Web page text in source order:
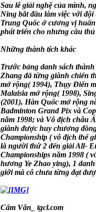
Sau lễ giải nghệ của mình,
Ning bắt đầu làm việc với đội
Trung Quốc ở cương vị
phát triển cho nhưng cầu
Những thành tích khác
Trước bảng danh sách
Zhang đã từng giành chiến
mở rộng( 1994), Thụy Điển
Malaisia mở rộng( 1998),
(2001), Hàn Quốc mở rộng
Badminton Grand Pix và
năm 1998; và Vô địch châu
giành được huy chương
Championship ( vô địch thế
là người thứ 2 đến giải All-
Championships năm 1998 (
hương Ye Zhao ying), 1
giới mà cô chưa từng đạt
Cẩm Vân_ tgcl.com